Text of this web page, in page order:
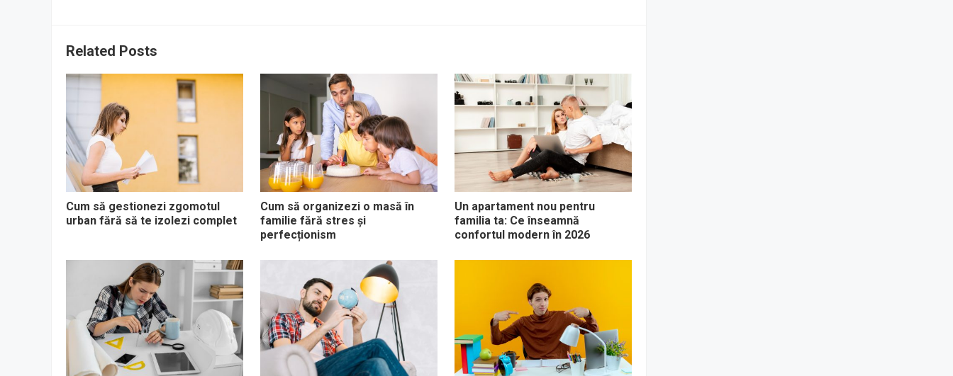
Related Posts
Cum să gestionezi zgomotul
urban fără să te izolezi complet
Cum să organizezi o masă în
familie fără stres și
perfecționism
Un apartament nou pentru
familia ta: Ce înseamnă
confortul modern în 2026